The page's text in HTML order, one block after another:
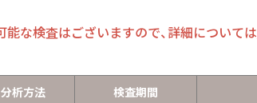
な検査はございますので、詳細については
分析方法 検査期間